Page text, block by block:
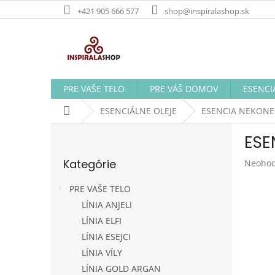
na
+421 905 666 577 shop@inspiralashop.sk
PRE VAŠE TELO PRE VÁŠ DOMOV
DomovESENCIÁLNE OLEJE ESENCIA
kategórie
Kategórie
PRE VAŠE TELO
LÍNIA ANJELI
LÍNIA ELFI
LÍNIA ESEJCI
LÍNIA VÍLY
LÍNIA GOLD ARGAN